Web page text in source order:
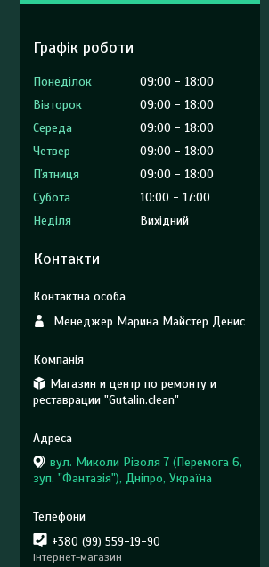
Графік роботи
Понеділок 09:00
18:00
Вівторок
09:00
18:00
Середа
09:00
18:00
Четвер
09:00
18:00
Пʼятниця
09:00
18:00
Субота
10:00
17:00
Неділя
Вихідний
Контакти
Менеджер Марина Майстер Денис
Магазин и центр по ремонту и
реставрации "Gutalin.clean"
вул. Миколи Різоля 7 (Перемога 6,
зуп. "Фантазія"), Дніпро, Україна
+380 (99) 559-19-90
Інтернет-магазин